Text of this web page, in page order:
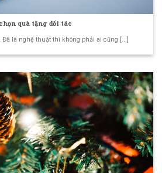
quà tặng đối tác
là nghệ thuật thì không phải ai cũng [...]